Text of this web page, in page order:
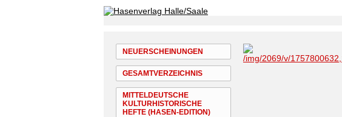
NEUERSCHEINUNGEN
GESAMTVERZEICHNIS
MITTELDEUTSCHE
KULTURHISTORISCHE
HEFTE (HASEN-EDITION)